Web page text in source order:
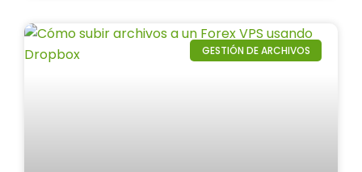
GESTIÓN DE ARCHIVOS